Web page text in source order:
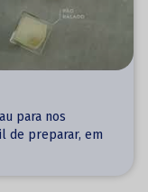
para nos
de preparar, em